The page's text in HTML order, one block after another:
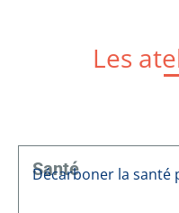
Les
Santé
Décarboner la santé